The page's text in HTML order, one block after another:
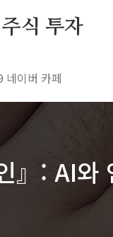
식 투자
이버 카페
』: AI